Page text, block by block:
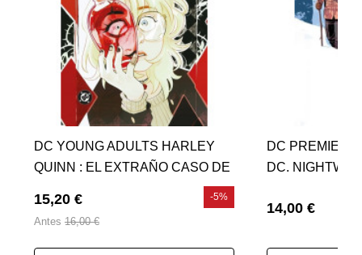
DC YOUNG ADULTS HARLEY
QUINN : EL EXTRAÑO CASO DE
15,20 €
Antes 16,00 €
-5%
DC
DC.
14,00 €